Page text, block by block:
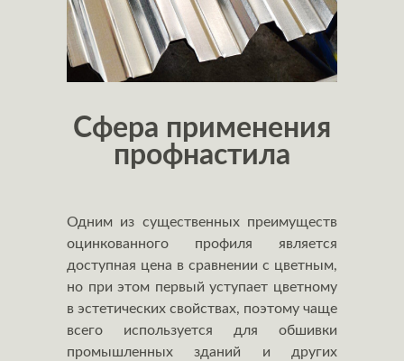
Сфера применения
профнастила
Одним из существенных преимуществ
оцинкованного профиля является
доступная цена в сравнении с цветным,
но при этом первый уступает цветному
в эстетических свойствах, поэтому чаще
всего используется для обшивки
промышленных зданий и других